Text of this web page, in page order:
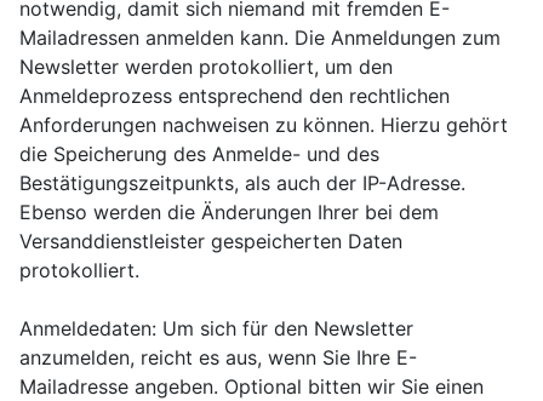
notwendig, damit sich niemand mit fremden E-
Mailadressen anmelden kann. Die Anmeldungen zum
Newsletter werden protokolliert, um den
Anmeldeprozess entsprechend den rechtlichen
Anforderungen nachweisen zu können. Hierzu gehört
die Speicherung des Anmelde- und des
Bestätigungszeitpunkts, als auch der IP-Adresse.
Ebenso werden die Änderungen Ihrer bei dem
Versanddienstleister gespeicherten Daten
protokolliert.
Anmeldedaten: Um sich für den Newsletter
anzumelden, reicht es aus, wenn Sie Ihre E-
Mailadresse angeben. Optional bitten wir Sie einen